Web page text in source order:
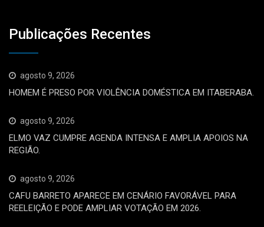
Publicações Recentes
agosto 9, 2026
HOMEM É PRESO POR VIOLÊNCIA DOMÉSTICA EM ITABERABA.
agosto 9, 2026
ELMO VAZ CUMPRE AGENDA INTENSA E AMPLIA APOIOS NA
REGIÃO.
agosto 9, 2026
CAFU BARRETO APARECE EM CENÁRIO FAVORÁVEL PARA
REELEIÇÃO E PODE AMPLIAR VOTAÇÃO EM 2026.